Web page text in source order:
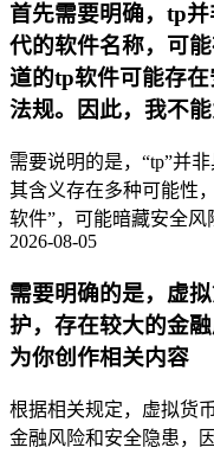
首先需要明确，tp
代的软件名称，可
道的tp软件可能存
法规。因此，我不
需要说明的是，“tp”并
其含义存在多种可能性
软件”，可能暗藏安全
2026-08-05
需要明确的是，虚
护，存在较大的金
为你创作相关内容
根据相关规定，虚拟货
金融风险和安全隐患，